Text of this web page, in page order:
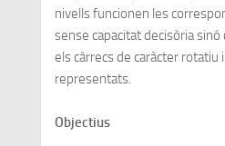
nivells funcionen les
sense capacitat decisòria
els càrrecs de caràcter rotatiu
representats.
Objectius